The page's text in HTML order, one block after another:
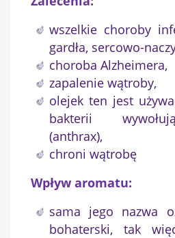
wszelkie choroby
gardła, sercowo-
choroba Alzheimera,
zapalenie wątroby,
olejek ten jest
bakterii
(anthrax),
chroni wątrobę
Wpływ aromatu:
sama jego nazwa
bohaterski, tak
Anuluj